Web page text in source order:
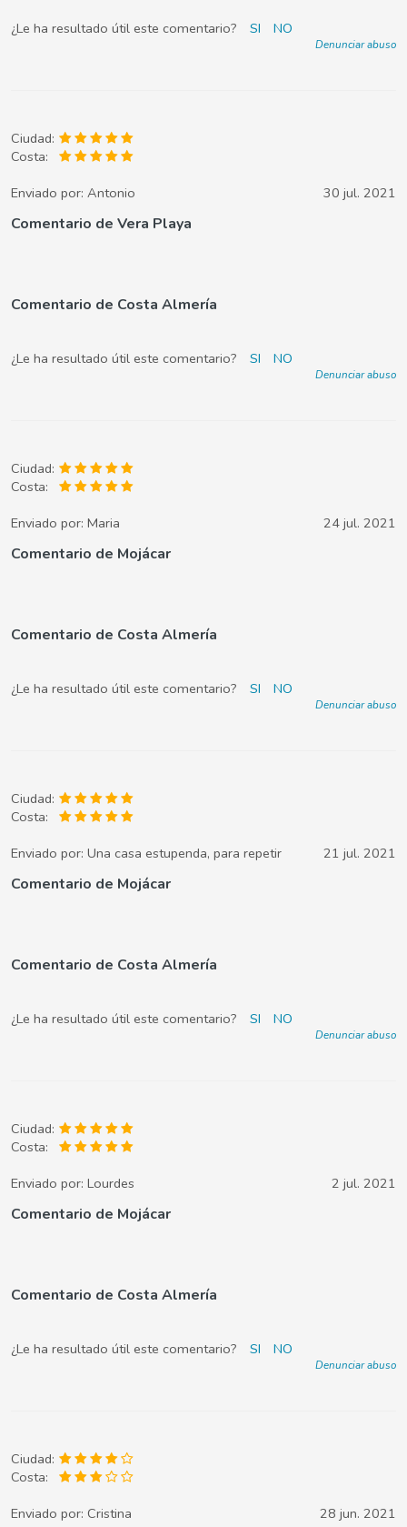
¿Le ha resultado útil este comentario? SI NO
Denunciar abuso
Ciudad:
Costa:
Enviado por: Antonio 30 jul. 2021
Comentario de Vera Playa
Comentario de Costa Almería
¿Le ha resultado útil este comentario? SI NO
Denunciar abuso
Ciudad:
Costa:
Enviado por: Maria 24 jul. 2021
Comentario de Mojácar
Comentario de Costa Almería
¿Le ha resultado útil este comentario? SI NO
Denunciar abuso
Ciudad:
Costa:
Enviado por: Una casa estupenda, para repetir 21 jul. 2021
Comentario de Mojácar
Comentario de Costa Almería
¿Le ha resultado útil este comentario? SI NO
Denunciar abuso
Ciudad:
Costa:
Enviado por: Lourdes 2 jul. 2021
Comentario de Mojácar
Comentario de Costa Almería
¿Le ha resultado útil este comentario? SI NO
Denunciar abuso
Ciudad:
Costa:
Enviado por: Cristina 28 jun. 2021